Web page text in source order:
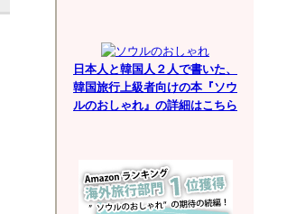
日本人と韓国人２人で書いた、
韓国旅行上級者向けの本『ソウ
ルのおしゃれ』の詳細はこちら